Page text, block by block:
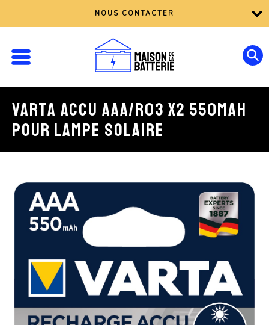
NOUS CONTACTER
VARTA ACCU AAA/R03 X2 550MAH
POUR LAMPE SOLAIRE